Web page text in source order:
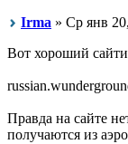
Irma » Ср янв
Вот хороший
Правда на сайте
получаются из